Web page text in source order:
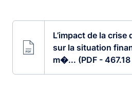
L’impact de la crise
sur la situation
m�... (PDF - 467.18